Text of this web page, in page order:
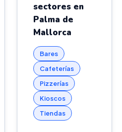
sectores en
Palma de
Mallorca
Bares
Cafeterías
Pizzerías
Kioscos
Tiendas